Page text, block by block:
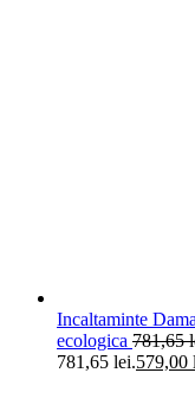
Incaltaminte
ecologica 781,65
781,65 lei.579,00